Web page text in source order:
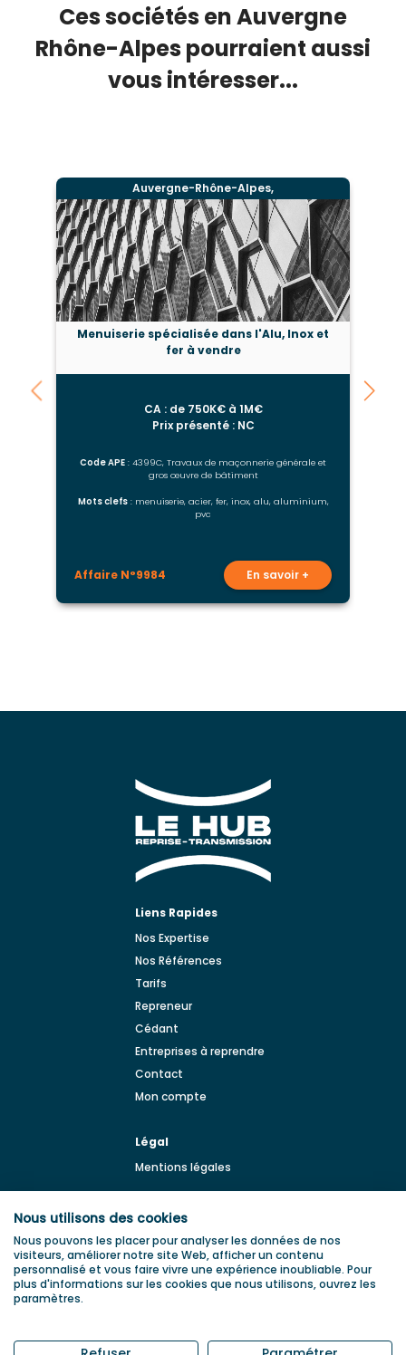
Ces sociétés en Auvergne
Rhône-Alpes pourraient aussi
vous intéresser...
Auvergne-Rhône-Alpes,
Menuiserie spécialisée dans l'Alu, Inox et
fer à vendre
CA : de 750K€ à 1M€
Prix présenté : NC
Code APE : 4399C, Travaux de maçonnerie générale et
gros œuvre de bâtiment
Mots clefs: menuiserie, acier, fer, inox, alu, aluminium,
pvc
Affaire N°9984 En savoir +
Liens Rapides
Nos Expertise
Nos Références
Tarifs
Repreneur
Cédant
Entreprises à reprendre
Contact
Mon compte
Légal
Mentions légales
d'entreprise
Nous utilisons des cookies
Nous pouvons les placer pour analyser les données de nos
visiteurs, améliorer notre site Web, afficher un contenu
personnalisé et vous faire vivre une expérience inoubliable. Pour
plus d'informations sur les cookies que nous utilisons, ouvrez les
paramètres.